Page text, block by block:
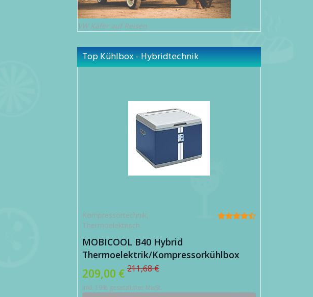
VW Käfer auf Reisen
Top Kühlbox - Hybridtechnik
Kompressortechnik,
Thermoelektrisch
MOBICOOL B40 Hybrid
Thermoelektrik/Kompressorkühlbox
(2017)
209,00 € 211,68 €
inkl. 19% gesetzlicher MwSt.